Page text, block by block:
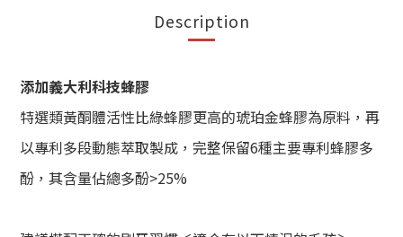
Description
添加義大利科技蜂膠
特選類黃酮體活性比綠蜂膠更高的琥珀金蜂膠為原料，再
以專利多段動態萃取製成，完整保留6種主要專利蜂膠多
酚，其含量佔總多酚>25%